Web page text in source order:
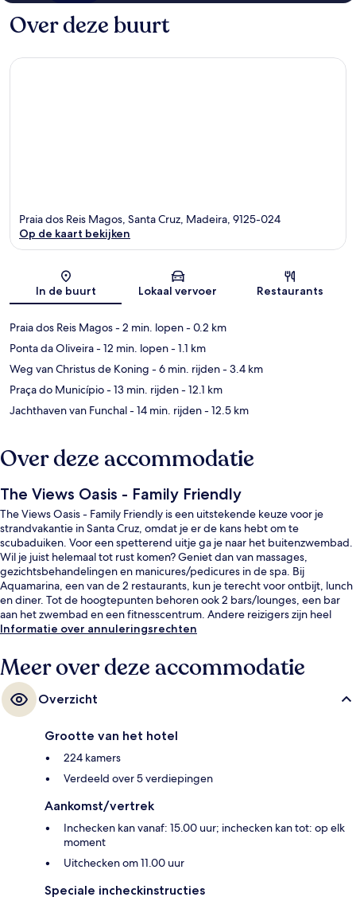
Over deze buurt
Kaart
Praia dos Reis Magos, Santa Cruz, Madeira, 9125-024
Op de kaart bekijken
In de buurt Lokaal vervoer Restaurants
Praia dos Reis Magos- 2 min. lopen- 0.2 km
Ponta da Oliveira- 12 min. lopen- 1.1 km
Weg van Christus de Koning - 6 min. rijden- 3.4 km
Praça do Município- 13 min. rijden- 12.1 km
Jachthaven van Funchal- 14 min. rijden- 12.5 km
Over deze accommodatie
The Views Oasis - Family Friendly
The Views Oasis - Family Friendly is een uitstekende keuze voor je
strandvakantie in Santa Cruz, omdat je er de kans hebt om te
scubaduiken. Voor een spetterend uitje ga je naar het buitenzwembad.
Wil je juist helemaal tot rust komen? Geniet dan van massages,
gezichtsbehandelingen en manicures/pedicures in de spa. Bij
Aquamarina, een van de 2 restaurants, kun je terecht voor ontbijt, lunch
en diner. Tot de hoogtepunten behoren ook 2 bars/lounges, een bar
aan het zwembad en een fitnesscentrum. Andere reizigers zijn heel
enthousiast over het behulpzame personeel.
Informatie over annuleringsrechten
Meer over deze accommodatie
Overzicht
Grootte van het hotel
224 kamers
Verdeeld over 5 verdiepingen
Aankomst/vertrek
Inchecken kan vanaf: 15.00 uur; inchecken kan tot: op elk
moment
Uitchecken om 11.00 uur
Speciale incheckinstructies